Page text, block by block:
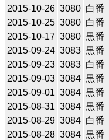
2015-10-26 3080 白番
2015-10-25 3080 白番
2015-10-17 3080 黒番
2015-09-24 3083 黒番
2015-09-23 3083 白番
2015-09-03 3084 黒番
2015-09-01 3084 黒番
2015-08-31 3084 黒番
2015-08-29 3084 白番
2015-08-28 3084 黒番